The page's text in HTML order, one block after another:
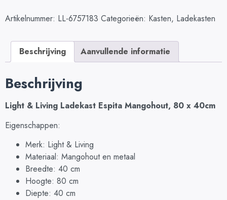
Artikelnummer: LL-6757183 Categorieën: Kasten, Ladekasten
Beschrijving Aanvullende informatie
Beschrijving
Light & Living Ladekast Espita Mangohout, 80 x 40cm
Eigenschappen:
Merk: Light & Living
Materiaal: Mangohout en metaal
Breedte: 40 cm
Hoogte: 80 cm
Diepte: 40 cm